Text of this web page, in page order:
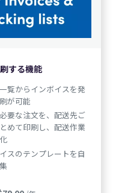
する機能
覧からインボイスを発
が可能
要な注文を、配送先ご
めて印刷し、配送作業
スのテンプレートを自